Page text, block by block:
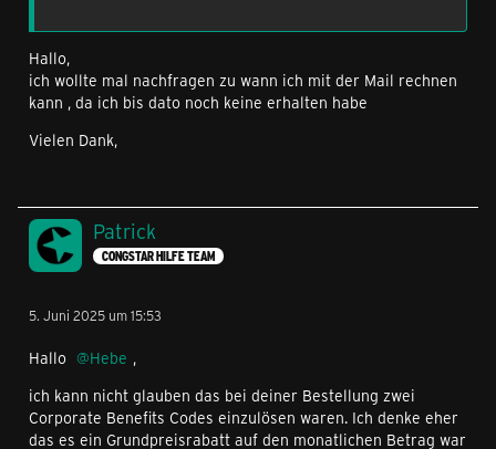
Hallo,
ich wollte mal nachfragen zu wann ich mit der Mail rechnen
kann , da ich bis dato noch keine erhalten habe
Vielen Dank,
Patrick
CONGSTAR HILFE TEAM
5. Juni 2025 um 15:53
Hallo Hebe ,
ich kann nicht glauben das bei deiner Bestellung zwei
Corporate Benefits Codes einzulösen waren. Ich denke eher
das es ein Grundpreisrabatt auf den monatlichen Betrag war